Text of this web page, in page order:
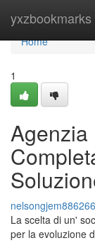
yxzbookmarks
Home
Home
1
Agenzia
nelsongjem886266
La scelta di un'
per la evoluzione